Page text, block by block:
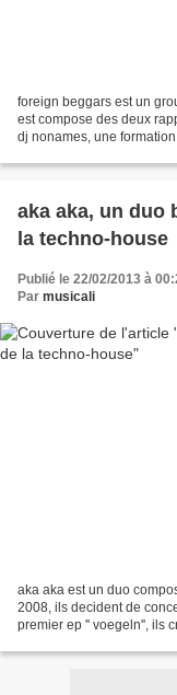
foreign beggars est un
est compose des deux
dj nonames, une
aka aka, un duo
la techno-house
Publié le 22/02/2013 à
Par musicali
aka aka est un duo
2008, ils decident de
premier ep '' voegeln'', ils